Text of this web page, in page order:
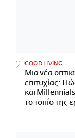
GOOD LIVING
Μια νέα
επιτυχίας:
και
το τοπίο της